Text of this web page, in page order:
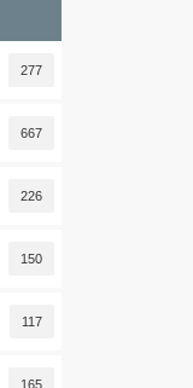
277
667
226
150
117
165